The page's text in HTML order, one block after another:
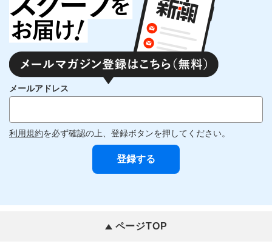
メールアドレス
利用規約を必ず確認の上、登録ボタンを押してください。
ページTOP